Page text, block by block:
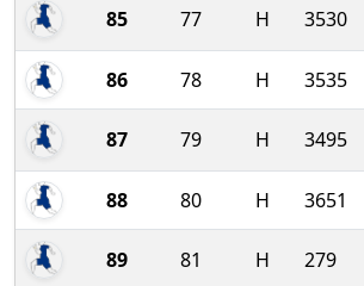
85 77 H 3530
86 78 H 3535
87 79 H 3495
88 80 H 3651
89 81 H 279